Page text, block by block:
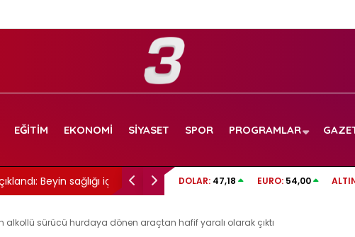
EĞITIM EKONOMI SIYASET SPOR PROGRAMLAR
Beyin sağlığı için
Cansever hayatını kaybetti: 59 yaşındaydı…
DOLAR: 47,18 EURO: 54,00
sürücü hurdaya dönen araçtan hafif yaralı olarak çıktı